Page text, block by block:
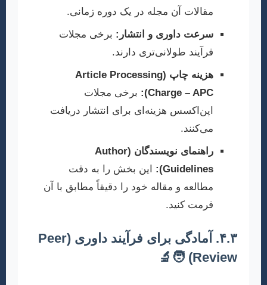
مقالات آن مجله در یک دوره زمانی.
سرعت داوری و انتشار: برخی مجلات
فرآیند طولانی‌تری دارند.
هزینه چاپ (Article Processing
Charge – APC):
برخی مجلات
اپن‌اکسس هزینه‌ای برای انتشار دریافت
می‌کنند.
راهنمای نویسندگان (Author
Guidelines):
این بخش را به دقت
مطالعه و مقاله خود را دقیقاً مطابق با آن
فرمت کنید.
۴.۳. آمادگی برای فرآیند داوری (Peer
Review) 🧑‍🔬